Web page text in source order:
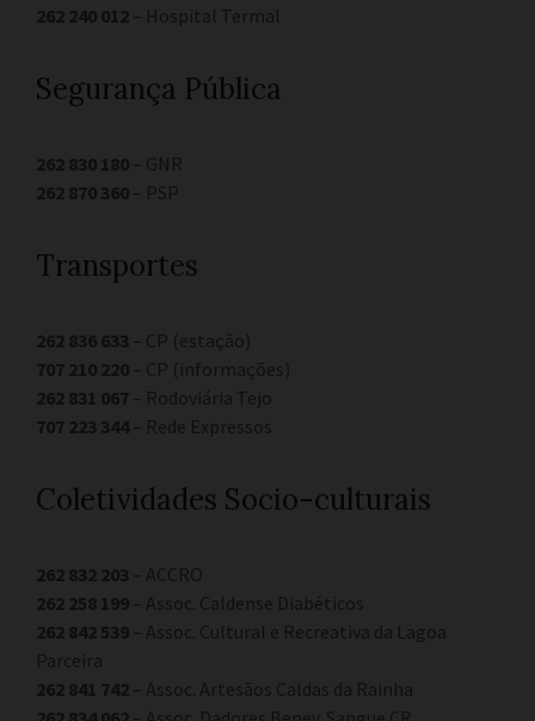
262 240 012 – Hospital Termal
Segurança Pública
262 830 180 – GNR
262 870 360 – PSP
Transportes
262 836 633 – CP (estação)
707 210 220 – CP (informações)
262 831 067 – Rodoviária Tejo
707 223 344– Rede Expressos
Coletividades Socio-culturais
262 832 203 – ACCRO
262 258 199 – Assoc. Caldense Diabéticos
262 842 539 – Assoc. Cultural e Recreativa da Lagoa
Parceira
262 841 742 – Assoc. Artesãos Caldas da Rainha